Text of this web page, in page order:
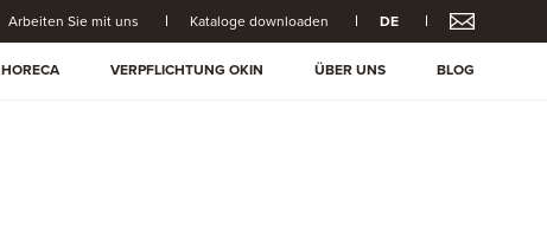
Arbeiten Sie mit uns Kataloge downloaden DE
HORECA VERPFLICHTUNG OKIN ÜBER UNS BLOG